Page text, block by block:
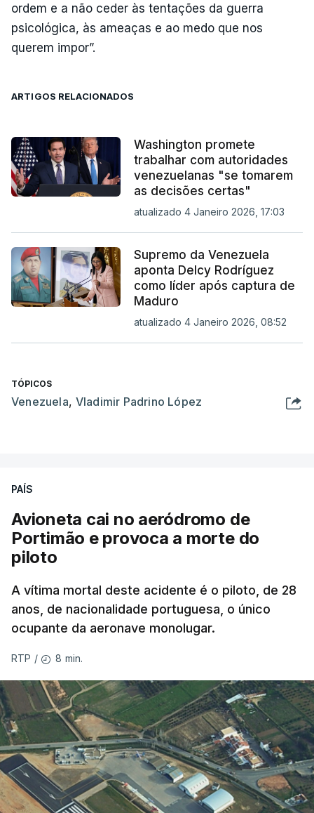
ordem e a não ceder às tentações da guerra
psicológica, às ameaças e ao medo que nos
querem impor”.
ARTIGOS RELACIONADOS
Washington promete
trabalhar com autoridades
venezuelanas "se tomarem
as decisões certas"
atualizado 4 Janeiro 2026, 17:03
Supremo da Venezuela
aponta Delcy Rodríguez
como líder após captura de
Maduro
atualizado 4 Janeiro 2026, 08:52
TÓPICOS
Venezuela, Vladimir Padrino López
PAÍS
Avioneta cai no aeródromo de
Portimão e provoca a morte do
piloto
A vítima mortal deste acidente é o piloto, de 28
anos, de nacionalidade portuguesa, o único
ocupante da aeronave monolugar.
RTP / 8 min.